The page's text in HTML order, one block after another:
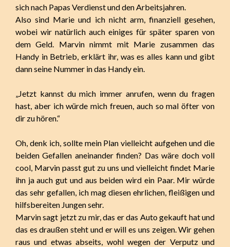
sich nach Papas Verdienst und den Arbeitsjahren.
Also sind Marie und ich nicht arm, finanziell gesehen,
wobei wir natürlich auch einiges für später sparen von
dem Geld. Marvin nimmt mit Marie zusammen das
Handy in Betrieb, erklärt ihr, was es alles kann und gibt
dann seine Nummer in das Handy ein.
„Jetzt kannst du mich immer anrufen, wenn du fragen
hast, aber ich würde mich freuen, auch so mal öfter von
dir zu hören.“
Oh, denk ich, sollte mein Plan vielleicht aufgehen und die
beiden Gefallen aneinander finden? Das wäre doch voll
cool, Marvin passt gut zu uns und vielleicht findet Marie
ihn ja auch gut und aus beiden wird ein Paar. Mir würde
das sehr gefallen, ich mag diesen ehrlichen, fleißigen und
hilfsbereiten Jungen sehr.
Marvin sagt jetzt zu mir, das er das Auto gekauft hat und
das es draußen steht und er will es uns zeigen. Wir gehen
raus und etwas abseits, wohl wegen der Verputz und